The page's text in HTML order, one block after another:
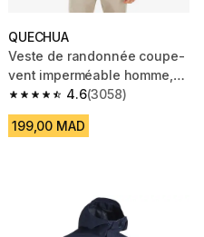
QUECHUA
Veste de randonnée coupe-
vent imperméable homme,
Raincut Full Zip noir
4.6
4.6 out of 5 stars from 3058
(3058)
199,00 MAD